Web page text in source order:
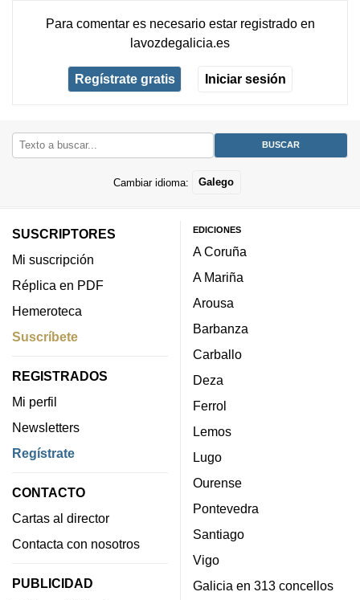
Para comentar es necesario estar registradoen
lavozdegalicia.es
Regístrate gratis Iniciar sesión
Cambiar idioma: Galego
SUSCRIPTORES
Mi suscripción
Réplica en PDF
Hemeroteca
Suscríbete
REGISTRADOS
Mi perfil
Newsletters
Regístrate
CONTACTO
Cartas al director
Contacta con nosotros
PUBLICIDAD
EDICIONES
A Coruña
A Mariña
Arousa
Barbanza
Carballo
Deza
Ferrol
Lemos
Lugo
Ourense
Pontevedra
Santiago
Vigo
Galicia en 313 concellos